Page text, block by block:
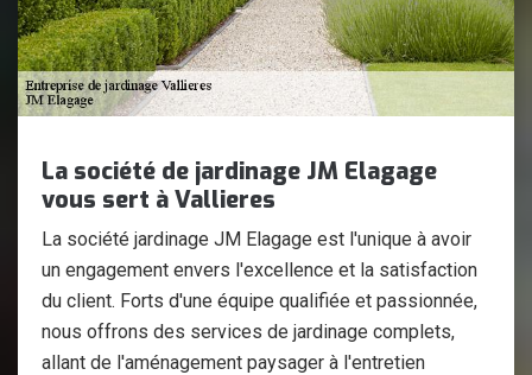
La société de jardinage JM Elagage
vous sert à Vallieres
La société jardinage JM Elagage est l'unique à avoir
un engagement envers l'excellence et la satisfaction
du client. Forts d'une équipe qualifiée et passionnée,
nous offrons des services de jardinage complets,
allant de l'aménagement paysager à l'entretien